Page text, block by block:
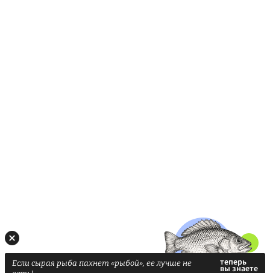
Если сырая рыба пахнет «рыбой», ее лучше не